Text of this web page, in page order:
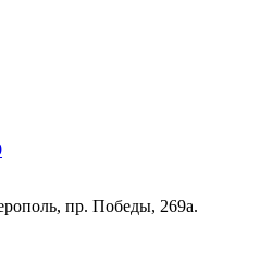
пр. Победы, 269а.